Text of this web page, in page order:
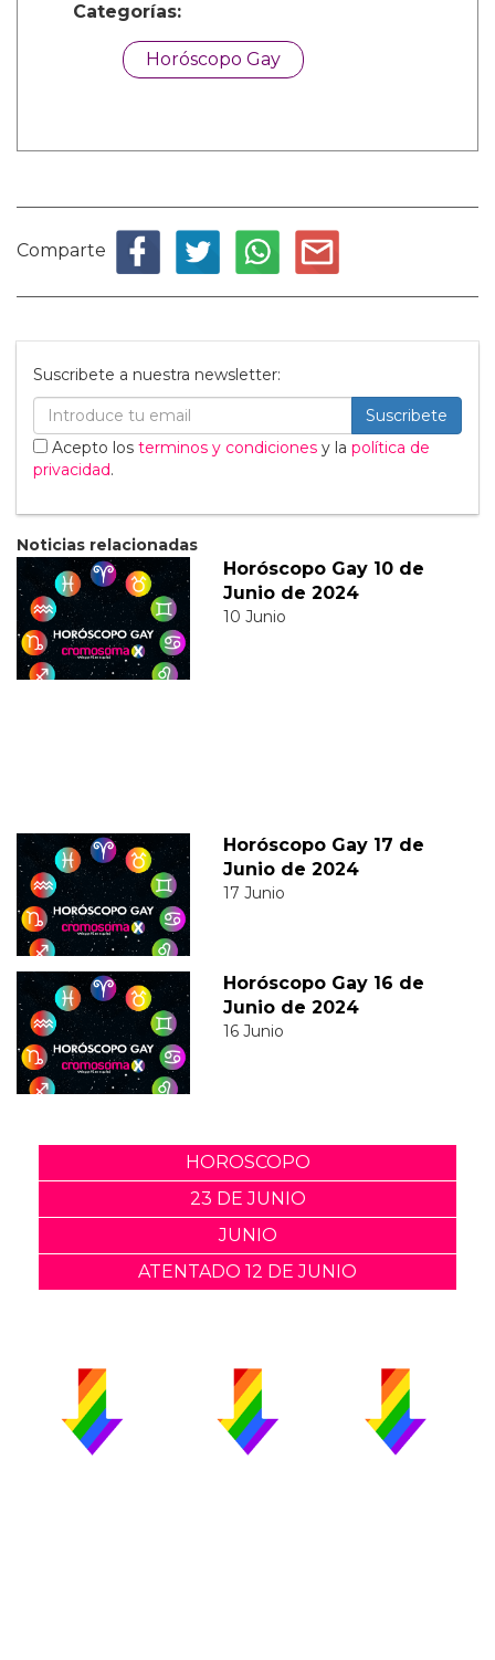
Categorías:
Horóscopo Gay
Comparte
Suscribete a nuestra newsletter:
Suscribete
Acepto los terminos y condiciones y la política de
privacidad.
Noticias relacionadas
Horóscopo Gay 10 de
Junio de 2024
10 Junio
Horóscopo Gay 17 de
Junio de 2024
17 Junio
Horóscopo Gay 16 de
Junio de 2024
16 Junio
HOROSCOPO
23 DE JUNIO
JUNIO
ATENTADO 12 DE JUNIO